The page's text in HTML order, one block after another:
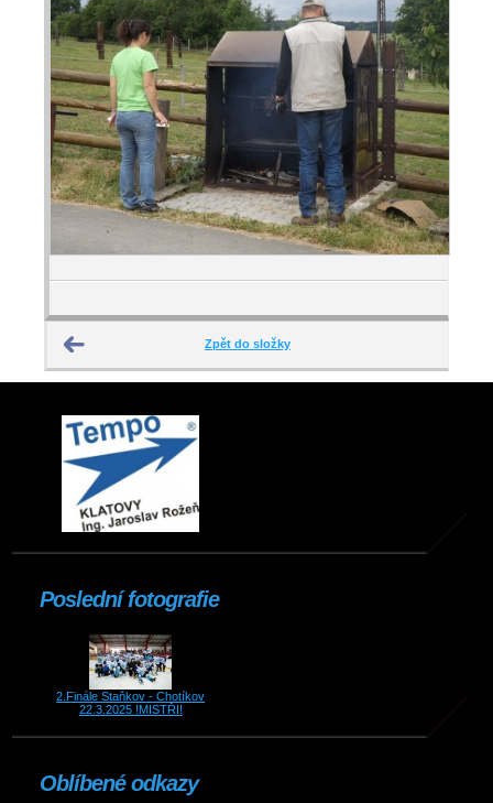
Zpět do složky
Poslední fotografie
2.Finále Staňkov - Chotíkov
22.3.2025 !MISTŘI!
Oblíbené odkazy